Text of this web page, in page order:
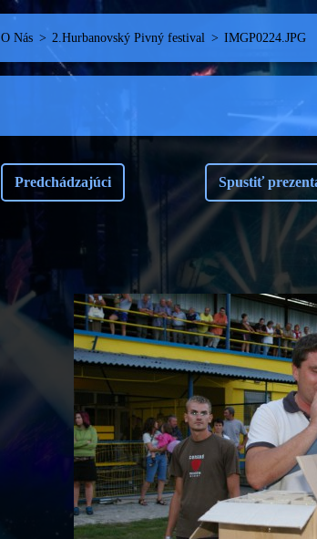
O Nás > 2.Hurbanovský Pivný festival > IMGP0224.JPG
Predchádzajúci Spustiť